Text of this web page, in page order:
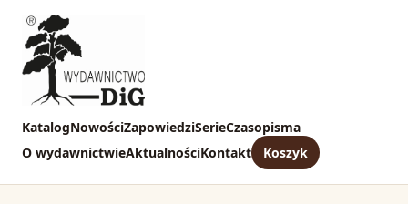
KatalogNowościZapowiedziSerieCzasopisma
O wydawnictwieAktualnościKontakt Koszyk